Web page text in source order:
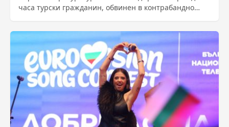
часа турски гражданин, обвинен в контрабандно